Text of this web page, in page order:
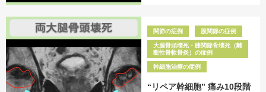
関節の症例 股関節の症例
大腿骨頭壊死・膝関節骨壊死（離
断性骨軟骨炎）の症例
幹細胞治療の症例
“リペア幹細胞” 痛み10段階